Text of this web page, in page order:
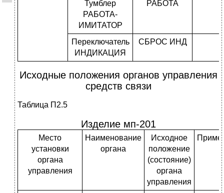
Тумблер
РАБОТА-
ИМИТАТОР
РАБОТА
Переключатель
ИНДИКАЦИЯ
СБРОС ИНД
Исходные положения органов управления
средств связи
Таблица П2.5
Изделие мп-201
Место
установки
органа
управления
Наименование
органа
Исходное
положение
(состояние)
органа
управления